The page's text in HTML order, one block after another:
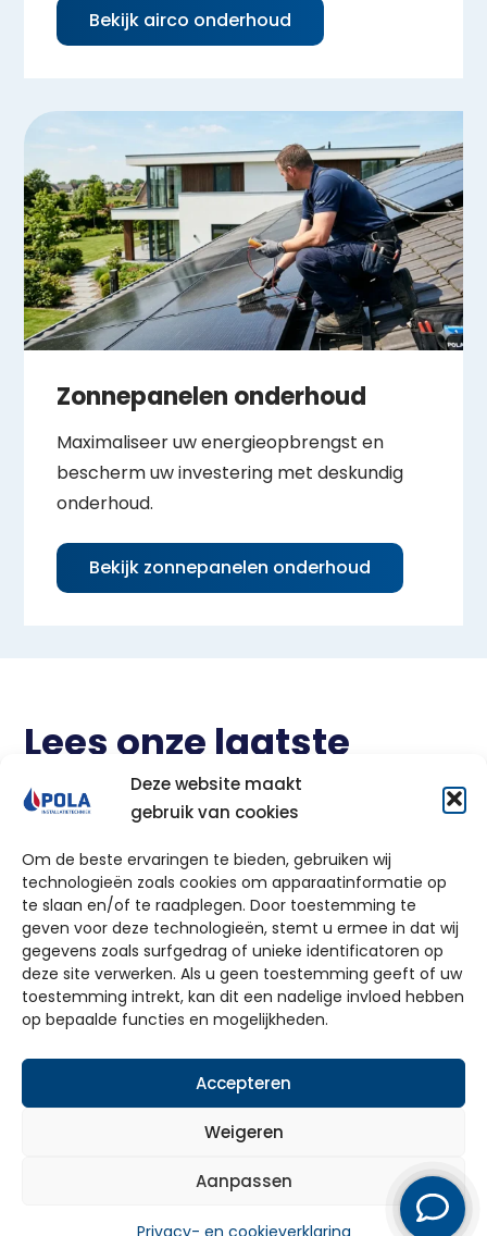
Deze website maakt
gebruik van cookies
Om de beste ervaringen te bieden, gebruiken wij
technologieën zoals cookies om apparaatinformatie op
te slaan en/of te raadplegen. Door toestemming te
geven voor deze technologieën, stemt u ermee in dat wij
gegevens zoals surfgedrag of unieke identificatoren op
deze site verwerken. Als u geen toestemming geeft of uw
toestemming intrekt, kan dit een nadelige invloed hebben
op bepaalde functies en mogelijkheden.
Accepteren
Weigeren
Aanpassen
Privacy- en cookieverklaring
Bekijk airco onderhoud
Zonnepanelen onderhoud
Maximaliseer uw energieopbrengst en
bescherm uw investering met deskundig
onderhoud.
Bekijk zonnepanelen onderhoud
Lees onze laatste
reviews
Ontdek de mogelijkheden!
✓ 100% vrijblijvend ✓ Ruim 60 jaar ervaring ✓
Dé totaalinstallateur van Gelderland
Vraag offerte aan